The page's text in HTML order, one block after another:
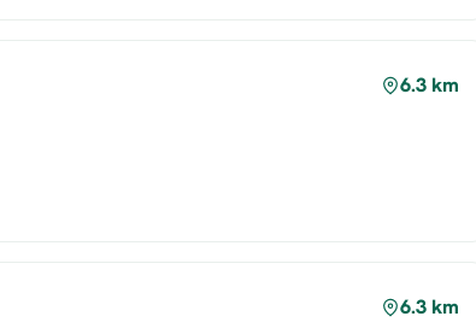
6.3 km
6.3 km